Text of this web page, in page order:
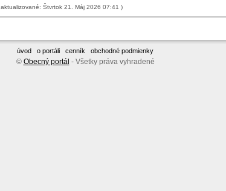
( veľkosť: 193,7 KB, aktualizované: Štvrtok 21. Máj 2026 07:41 )
úvod o portáli cenník obchodné podmienky
© Obecný portál - Všetky práva vyhradené